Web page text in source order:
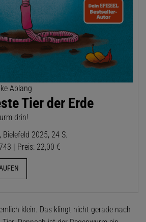
Ablang
Tier der Erde
drin!
2025, 24 S.
| Preis: 22,00 €
klein. Das klingt nicht gerade nach